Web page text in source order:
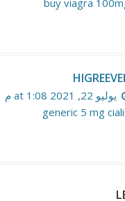
يوليو 22, 2021 at 1:08 م
generic 5 mg